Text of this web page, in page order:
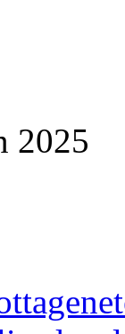
2025